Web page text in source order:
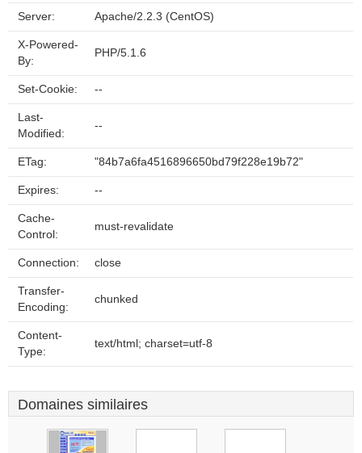
Server: Apache/2.2.3 (CentOS)
X-Powered-
By:
PHP/5.1.6
Set-Cookie: --
Last-
Modified:
--
ETag: "84b7a6fa4516896650bd79f228e19b72"
Expires: --
Cache-
Control:
must-revalidate
Connection: close
Transfer-
Encoding:
chunked
Content-
Type:
text/html; charset=utf-8
Domaines similaires